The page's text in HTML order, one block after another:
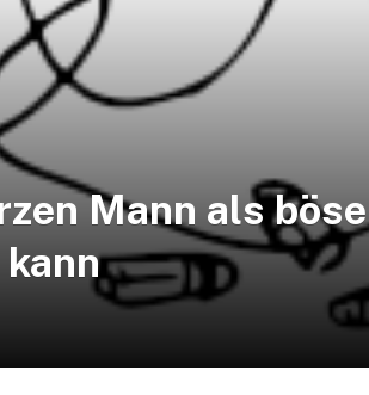
Mann als böse